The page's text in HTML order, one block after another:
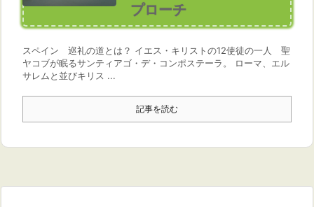
プローチ
スペイン 巡礼の道とは？ イエス・キリストの12使徒の一人 聖
ヤコブが眠るサンティアゴ・デ・コンポステーラ。 ローマ、エル
サレムと並びキリス ...
記事を読む